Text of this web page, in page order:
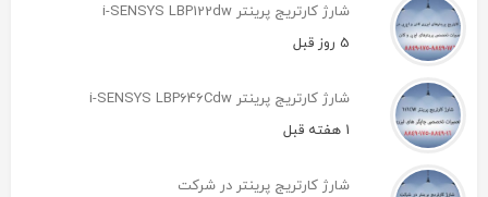
شارژ کارتریج پرینتر i-SENSYS LBP122dw
5 روز قبل
شارژ کارتریج پرینتر i-SENSYS LBP646Cdw
1 هفته قبل
شارژ کارتریج پرینتر در شرکت